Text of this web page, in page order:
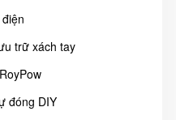
trữ xách tay
đóng DIY